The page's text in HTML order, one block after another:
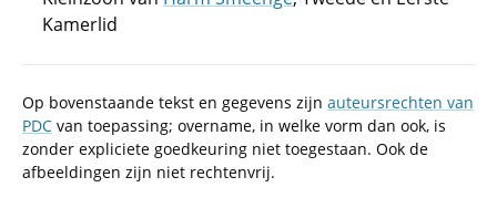
Kamerlid
Op bovenstaande tekst en gegevens zijn auteursrechten van
PDC van toepassing; overname, in welke vorm dan ook, is
zonder expliciete goedkeuring niet toegestaan. Ook de
afbeeldingen zijn niet rechtenvrij.